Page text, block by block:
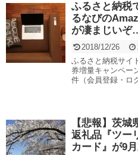
ふるさと納税
るなびの
が凄まじいぞ
2018/12/26
ふるさと納税サイ
券増量キャンペー
件（会員登録・ロ
【悲報】茨
返礼品『ツー
カード』が9